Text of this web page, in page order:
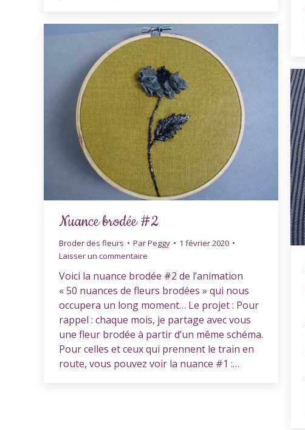
Nuance brodée #2
Broder des fleurs ParPeggy
1 février 2020
Laisser un commentaire
Voici la nuance brodée #2 de l’animation
« 50 nuances de fleurs brodées » qui nous
occupera un long moment… Le projet : Pour
rappel : chaque mois, je partage avec vous
une fleur brodée à partir d’un même schéma.
Pour celles et ceux qui prennent le train en
route, vous pouvez voir la nuance #1 :…